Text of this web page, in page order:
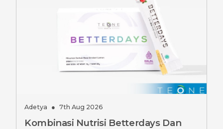
Adetya ● 7th Aug 2026
Kombinasi Nutrisi Betterdays Dan